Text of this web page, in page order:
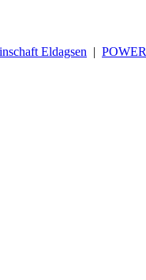
Eldagsen | POWER